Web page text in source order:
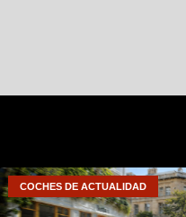
COCHES DE ACTUALIDAD